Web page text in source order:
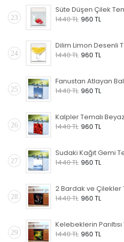
23
1440 TL 960 TL
24
1440 TL 960 TL
25
1440 TL 960 TL
26
1440 TL 960 TL
27
1440 TL 960 TL
28
1440 TL 960 TL
29
1440 TL 960 TL